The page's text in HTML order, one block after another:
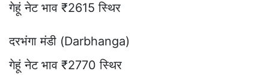
गेहूं नेट भाव ₹2615 स्थिर
दरभंगा मंडी (Darbhanga)
गेहूं नेट भाव ₹2770 स्थिर